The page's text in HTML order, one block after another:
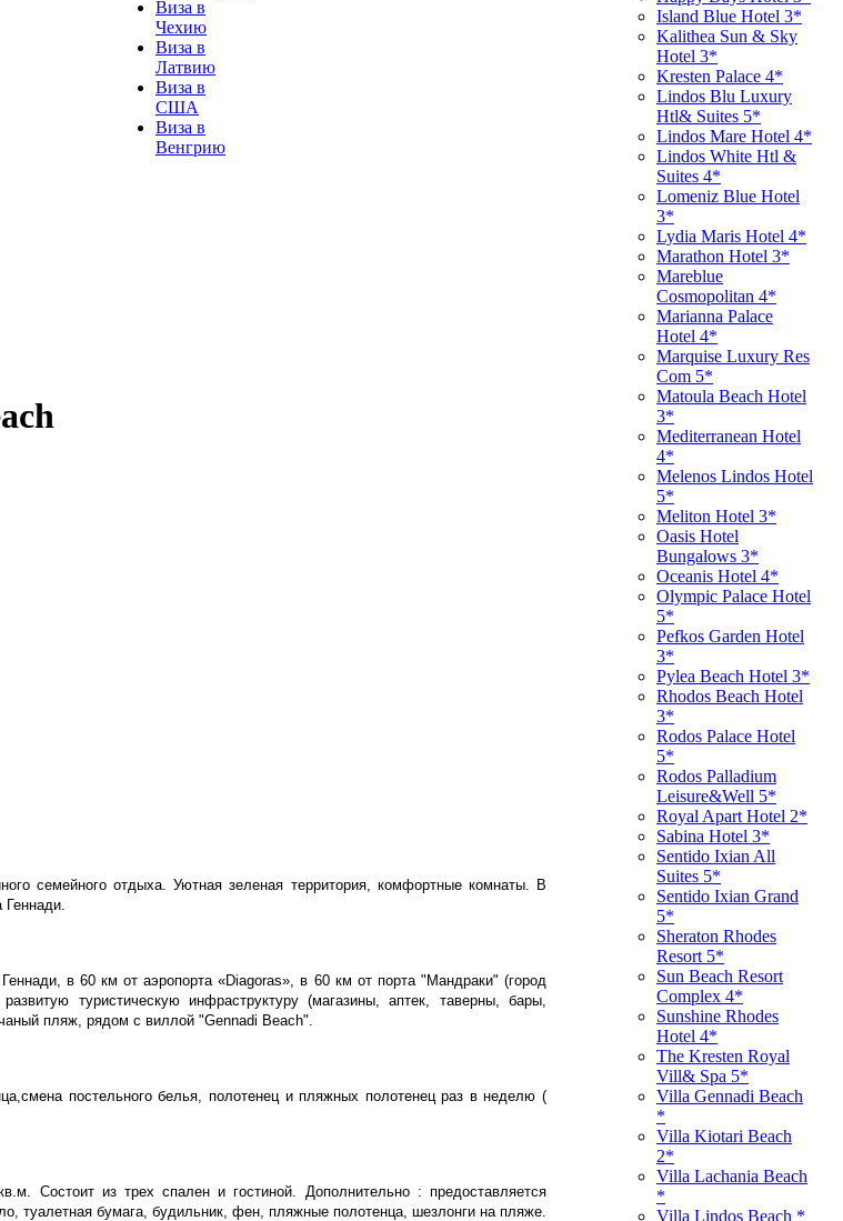
Виза в
Чехию
Виза в
Латвию
Виза в
США
Виза в
Венгрию
семейного отдыха. Уютная зеленая территория, комфортные комнаты. В
Геннади.
в 60 км от аэропорта «Diagoras», в 60 км от порта "Мандраки" (город
туристическую инфраструктуру (магазины, аптек, таверны, бары,
пляж, рядом с виллой "Gennadi Beach".
постельного белья, полотенец и пляжных полотенец раз в неделю (
Состоит из трех спален и гостиной. Дополнительно : предоставляется
туалетная бумага, будильник, фен, пляжные полотенца, шезлонги на пляже.
Island Blue Hotel 3*
Kalithea Sun & Sky
Hotel 3*
Kresten Palace 4*
Lindos Blu Luxury
Htl& Suites 5*
Lindos Mare Hotel 4*
Lindos White Htl &
Suites 4*
Lomeniz Blue Hotel
3*
Lydia Maris Hotel 4*
Marathon Hotel 3*
Mareblue
Cosmopolitan 4*
Marianna Palace
Hotel 4*
Marquise Luxury Res
Com 5*
Matoula Beach Hotel
3*
Mediterranean Hotel
4*
Melenos Lindos Hotel
5*
Meliton Hotel 3*
Oasis Hotel
Bungalows 3*
Oceanis Hotel 4*
Olympic Palace Hotel
5*
Pefkos Garden Hotel
3*
Pylea Beach Hotel 3*
Rhodos Beach Hotel
3*
Rodos Palace Hotel
5*
Rodos Palladium
Leisure&Well 5*
Royal Apart Hotel 2*
Sabina Hotel 3*
Sentido Ixian All
Suites 5*
Sentido Ixian Grand
5*
Sheraton Rhodes
Resort 5*
Sun Beach Resort
Complex 4*
Sunshine Rhodes
Hotel 4*
The Kresten Royal
Vill& Spa 5*
Villa Gennadi Beach
*
Villa Kiotari Beach
2*
Villa Lachania Beach
*
Villa Lindos Beach *